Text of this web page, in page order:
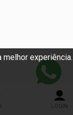
experiência.
LOGIN